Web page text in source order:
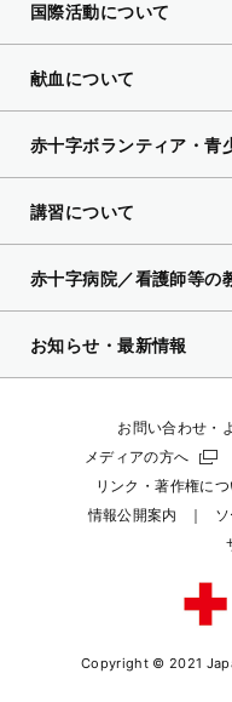
国際活動について
献血について
赤十字ボランティア・青
講習について
赤十字病院／看護師等の
お知らせ・最新情報
お問い合わせ・
メディアの方へ
リンク・著作権につ
情報公開案内
Copyright © 2021